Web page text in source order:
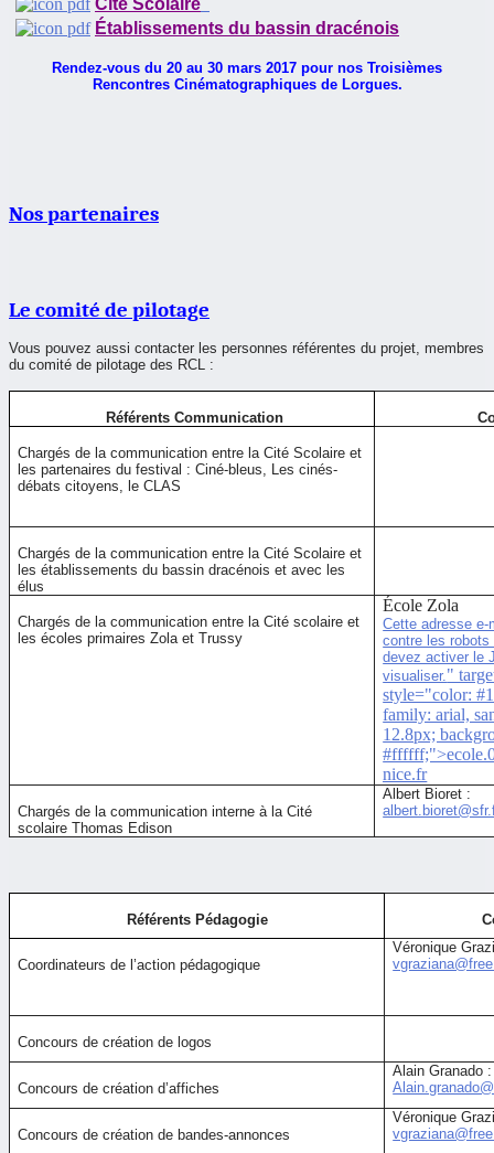
Établissements du bassin dracénois
Rendez-vous du 20 au 30 mars 2017 pour nos Troisièmes
Rencontres Cinématographiques de Lorgues.
Nos partenaires
Le comité de pilotage
Vous pouvez aussi contacter les personnes référentes du projet, membres
du comité de pilotage des RCL :
Référents Communication
Chargés de la communication entre la Cité Scolaire et
les partenaires du festival : Ciné-bleus, Les cinés-
débats citoyens, le CLAS
Chargés de la communication entre la Cité Scolaire et
les établissements du bassin dracénois et avec les
élus
Chargés de la communication entre la Cité scolaire et
les écoles primaires Zola et Trussy
École Zola
Cette adresse e-
contre les
devez activer le
visualiser. "
style="color:
family: arial,
12.8px;
#ffffff;">
nice.fr
Chargés de la communication interne à la Cité
scolaire Thomas Edison
Albert Bioret :
Référents Pédagogie
Coordinateurs de l’action pédagogique
Véronique
Concours de création de logos
Concours de création d’affiches
Alain Granado :
Concours de création de bandes-annonces
Véronique